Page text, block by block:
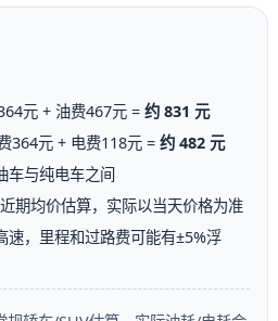
元 + 油费467元 = 约 831 元
364元 + 电费118元 = 约 482 元
车与纯电车之间
期均价估算，实际以当天价格为准
速，里程和过路费可能有±5%浮